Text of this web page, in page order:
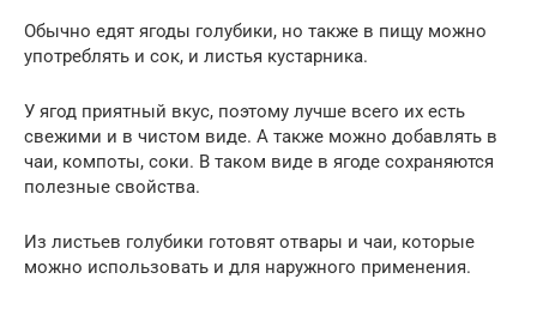
Обычно едят ягоды голубики, но также в пищу можно
употреблять и сок, и листья кустарника.
У ягод приятный вкус, поэтому лучше всего их есть
свежими и в чистом виде. А также можно добавлять в
чаи, компоты, соки. В таком виде в ягоде сохраняются
полезные свойства.
Из листьев голубики готовят отвары и чаи, которые
можно использовать и для наружного применения.